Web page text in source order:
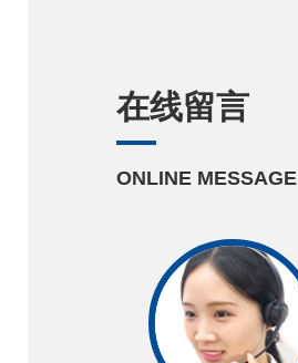
在线留言
ONLINE MESSAGE